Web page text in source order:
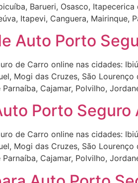
Barueri, Osasco,
Itapevi, Canguera, Mairinque,
Auto Porto
de Carro online nas cidades:
Mogi das Cruzes, São
Parnaíba, Cajamar, Polvilho,
Porto Seguro
de Carro online nas cidades:
Mogi das Cruzes, São
Parnaíba, Cajamar, Polvilho,